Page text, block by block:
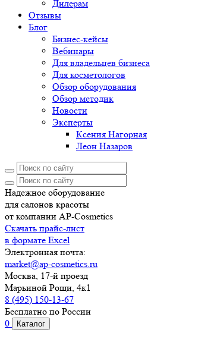
Дилерам
Отзывы
Блог
Бизнес-кейсы
Вебинары
Для владельцев бизнеса
Для косметологов
Обзор оборудования
Обзор методик
Новости
Эксперты
Ксения Нагорная
Леон Назаров
Надежное оборудование
для салонов красоты
от компании AP-Cosmetics
Скачать прайс-лист
в формате Excel
Электронная почта:
market@ap-cosmetics.ru
Москва, 17-й проезд
Марьиной Рощи, 4к1
8 (495) 150-13-67
Бесплатно по России
0
Каталог